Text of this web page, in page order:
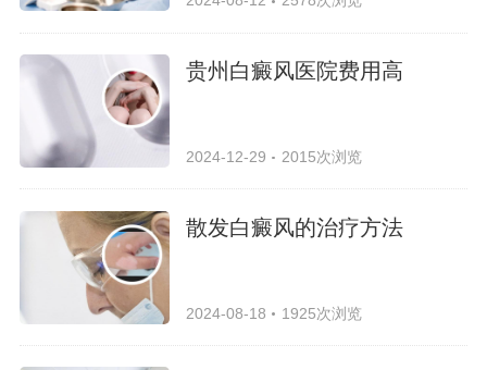
贵州白癜风医院费用高
2024-12-29 2015次浏览
散发白癜风的治疗方法
2024-08-18 1925次浏览